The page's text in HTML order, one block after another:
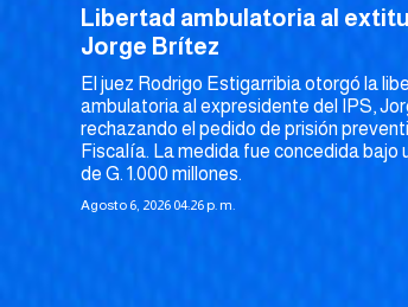
Libertad ambulatoria al
Jorge Brítez
El juez Rodrigo Estigarribia otorgó la
ambulatoria al expresidente del IPS,
rechazando el pedido de prisión
Fiscalía. La medida fue concedida bajo
de G. 1.000 millones.
Agosto 6, 2026 04:26 p. m.